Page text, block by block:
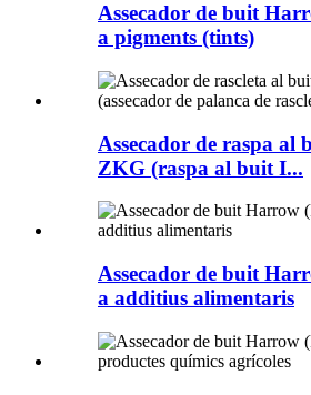
Assecador de buit
a pigments (tints)
Assecador de raspa al
ZKG (raspa al buit I...
Assecador de buit
a additius alimentaris